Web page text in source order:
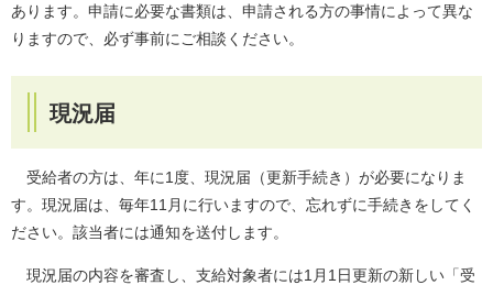
あります。申請に必要な書類は、申請される方の事情によって異な
りますので、必ず事前にご相談ください。
現況届
受給者の方は、年に1度、現況届（更新手続き）が必要になりま
す。現況届は、毎年11月に行いますので、忘れずに手続きをしてく
ださい。該当者には通知を送付します。
現況届の内容を審査し、支給対象者には1月1日更新の新しい「受